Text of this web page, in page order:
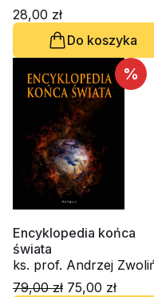
28,00 zł
Do koszyka
%
Encyklopedia końca
świata
ks. prof. Andrzej
79,00 zł 75,00 zł